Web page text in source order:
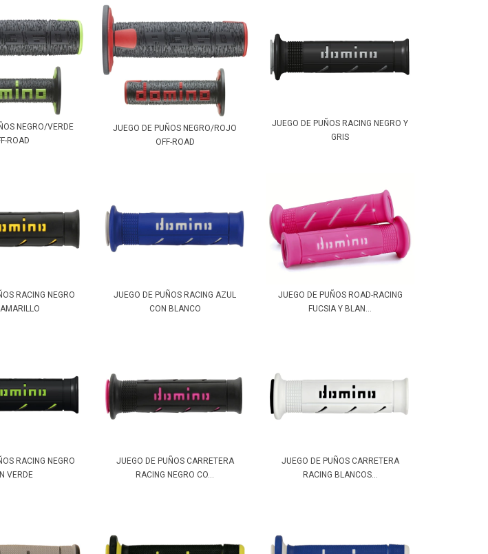
NEGRO/VERDE
ROAD
JUEGO DE PUÑOS NEGRO/ROJO
OFF-ROAD
JUEGO DE PUÑOS RACING NEGRO Y
GRIS
RACING NEGRO
JUEGO DE PUÑOS RACING AZUL
CON BLANCO
JUEGO DE PUÑOS ROAD-RACING
FUCSIA Y BLAN...
RACING NEGRO
VERDE
JUEGO DE PUÑOS CARRETERA
RACING NEGRO CO...
JUEGO DE PUÑOS CARRETERA
RACING BLANCOS...